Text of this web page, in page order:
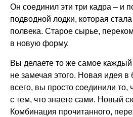
Он соединил эти три кадра – и
подводной лодки, которая
полвека. Старое сырье,
в новую форму.
Вы делаете то же самое
не замечая этого. Новая идея в
всего, вы просто соединили то,
с тем, что знаете сами. Новый
Комбинация прочитанного,